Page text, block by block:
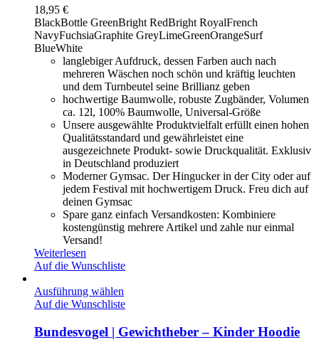
18,95 €
BlackBottle GreenBright RedBright RoyalFrench
NavyFuchsiaGraphite GreyLimeGreenOrangeSurf
BlueWhite
langlebiger Aufdruck, dessen Farben auch nach
mehreren Wäschen noch schön und kräftig leuchten
und dem Turnbeutel seine Brillianz geben
hochwertige Baumwolle, robuste Zugbänder, Volumen
ca. 12l, 100% Baumwolle, Universal-Größe
Unsere ausgewählte Produktvielfalt erfüllt einen hohen
Qualitätsstandard und gewährleistet eine
ausgezeichnete Produkt- sowie Druckqualität. Exklusiv
in Deutschland produziert
Moderner Gymsac. Der Hingucker in der City oder auf
jedem Festival mit hochwertigem Druck. Freu dich auf
deinen Gymsac
Spare ganz einfach Versandkosten: Kombiniere
kostengünstig mehrere Artikel und zahle nur einmal
Versand!
Weiterlesen
Auf die Wunschliste
Ausführung wählen
Auf die Wunschliste
Bundesvogel | Gewichtheber – Kinder Hoodie